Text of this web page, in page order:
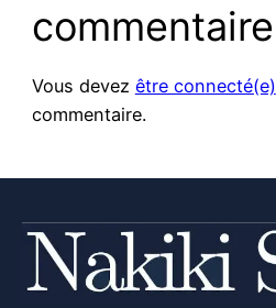
commentaire
Vous devez être connecté(e)
commentaire.